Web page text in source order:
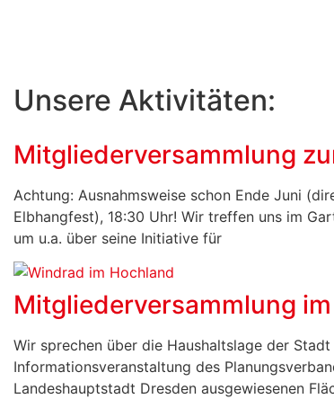
Unsere Aktivitäten:
Mitgliederversammlung
Achtung: Ausnahmsweise schon Ende Juni
Elbhangfest), 18:30 Uhr! Wir treffen uns im
um u.a. über seine Initiative für
Mitgliederversammlung
Wir sprechen über die Haushaltslage der
Informationsveranstaltung des
Landeshauptstadt Dresden ausgewiesenen